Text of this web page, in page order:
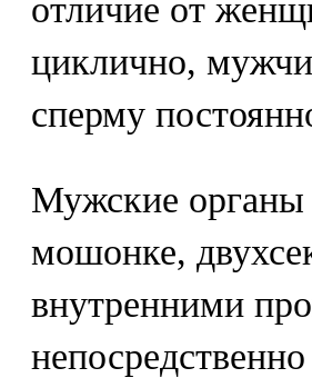
отличие от
циклично,
сперму
Мужские органы
мошонке,
внутренними